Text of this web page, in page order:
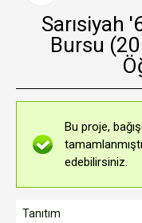
Sarısiyah
Bursu
Bu proje,
edebilirsiniz.
Tanıtım